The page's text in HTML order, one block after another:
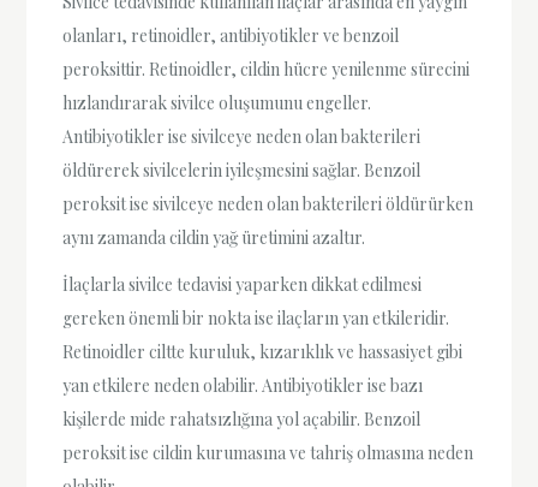
olanları, retinoidler, antibiyotikler ve benzoil
peroksittir. Retinoidler, cildin hücre yenilenme sürecini
hızlandırarak sivilce oluşumunu engeller.
Antibiyotikler ise sivilceye neden olan bakterileri
öldürerek sivilcelerin iyileşmesini sağlar. Benzoil
peroksit ise sivilceye neden olan bakterileri öldürürken
aynı zamanda cildin yağ üretimini azaltır.
İlaçlarla sivilce tedavisi yaparken dikkat edilmesi
gereken önemli bir nokta ise ilaçların yan etkileridir.
Retinoidler ciltte kuruluk, kızarıklık ve hassasiyet gibi
yan etkilere neden olabilir. Antibiyotikler ise bazı
kişilerde mide rahatsızlığına yol açabilir. Benzoil
peroksit ise cildin kurumasına ve tahriş olmasına neden